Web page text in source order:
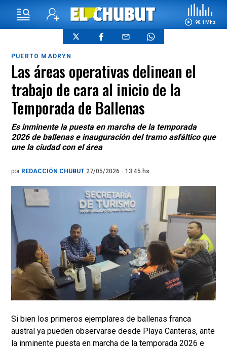
90.1 Mhz
PUERTO MADRYN
Las áreas operativas delinean el
trabajo de cara al inicio de la
Temporada de Ballenas
Es inminente la puesta en marcha de la temporada
2026 de ballenas e inauguración del tramo asfáltico que
une la ciudad con el área
por REDACCIÓN CHUBUT 27/05/2026 - 13.45.hs
Si bien los primeros ejemplares de ballenas franca
austral ya pueden observarse desde Playa Canteras, ante
la inminente puesta en marcha de la temporada 2026 e